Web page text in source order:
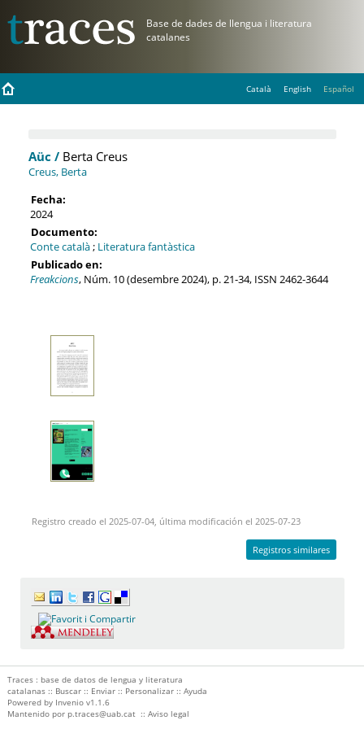
Català English Español
Aüc /Berta Creus
Creus, Berta
Fecha:
2024
Documento:
Conte català; Literatura fantàstica
Publicado en:
Freakcions, Núm. 10 (desembre 2024), p. 21-34, ISSN 2462-3644
Registro creado el 2025-07-04, última modificación el 2025-07-23
Registros similares
Traces : base de datos de lengua y literatura
catalanas :: Buscar:: Enviar:: Personalizar:: Ayuda
Powered by Inveniov1.1.6
Mantenido por p.traces@uab.cat:: Aviso legal